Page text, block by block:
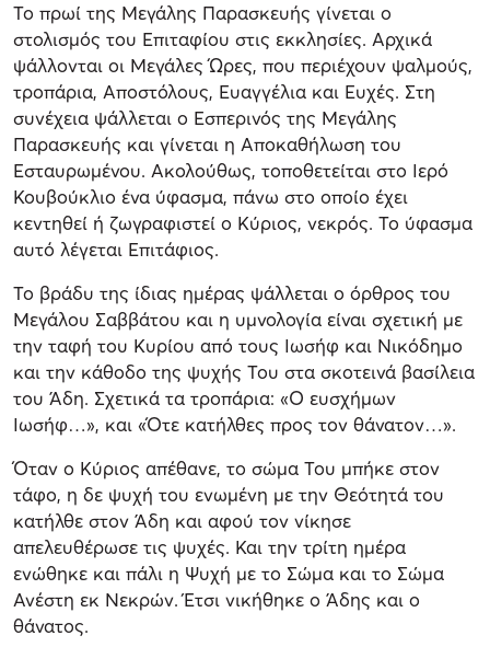
Το πρωί της Μεγάλης Παρασκευής γίνεται ο
στολισμός του Επιταφίου στις εκκλησίες. Αρχικά
ψάλλονται οι Μεγάλες Ώρες, που περιέχουν ψαλμούς,
τροπάρια, Αποστόλους, Ευαγγέλια και Ευχές. Στη
συνέχεια ψάλλεται ο Εσπερινός της Μεγάλης
Παρασκευής και γίνεται η Αποκαθήλωση του
Εσταυρωμένου. Ακολούθως, τοποθετείται στο Ιερό
Κουβούκλιο ένα ύφασμα, πάνω στο οποίο έχει
κεντηθεί ή ζωγραφιστεί ο Κύριος, νεκρός. Το ύφασμα
αυτό λέγεται Επιτάφιος.
Το βράδυ της ίδιας ημέρας ψάλλεται ο όρθρος του
Μεγάλου Σαββάτου και η υμνολογία είναι σχετική με
την ταφή του Κυρίου από τους Ιωσήφ και Νικόδημο
και την κάθοδο της ψυχής Του στα σκοτεινά βασίλεια
του Άδη. Σχετικά τα τροπάρια: «Ο ευσχήμων
Ιωσήφ…», και «Ότε κατήλθες προς τον θάνατον…».
Όταν ο Κύριος απέθανε, το σώμα Του μπήκε στον
τάφο, η δε ψυχή του ενωμένη με την Θεότητά του
κατήλθε στον Άδη και αφού τον νίκησε
απελευθέρωσε τις ψυχές. Και την τρίτη ημέρα
ενώθηκε και πάλι η Ψυχή με το Σώμα και το Σώμα
Ανέστη εκ Νεκρών. Έτσι νικήθηκε ο Άδης και ο
θάνατος.